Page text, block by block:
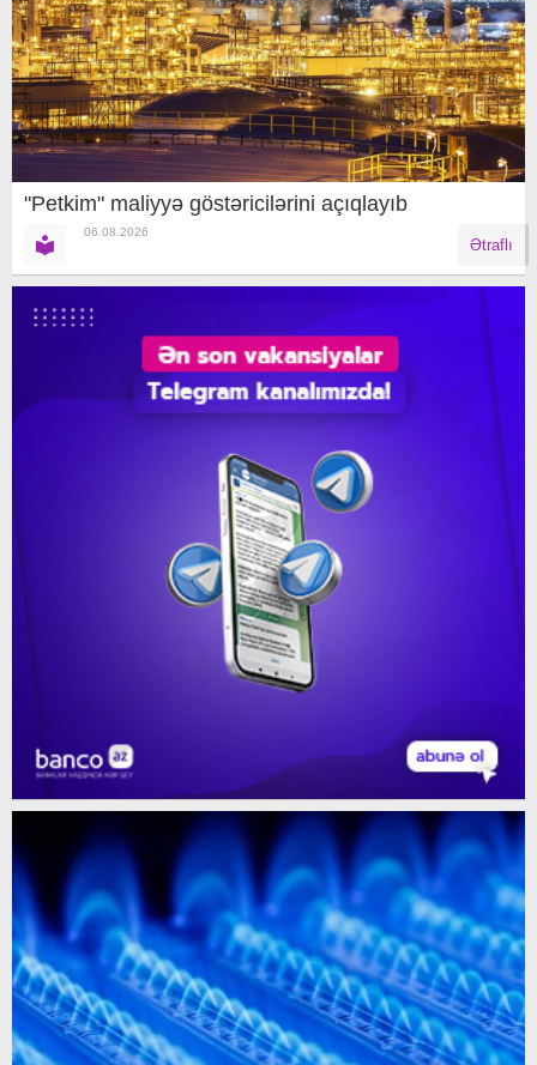
"Petkim" maliyyə göstəricilərini açıqlayıb
06.08.2026
Ətraflı